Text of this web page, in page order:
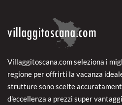
Villaggitoscana.com seleziona i
regione per offrirti la vacanza
strutture sono scelte
d'eccellenza a prezzi super